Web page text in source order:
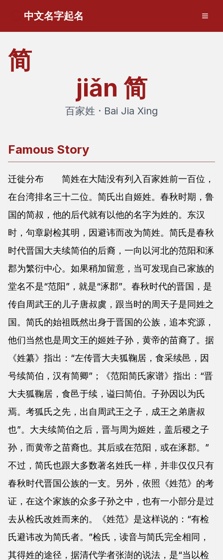
中文名字起名
简
jiǎn 简
百家姓 · Bai Jia Xing
Famous Story
迁徙分布 简姓在大陆没有列入百家姓前一百位，
在台湾排名三十二位。简氏出自姬姓。春秋时期，鲁
国的简叔，他的后代就有以他的名字为姓的。东汉
时，句章尉检其明，因避讳而改为简姓。简氏是春秋
时代晋国大夫续简伯的后裔，一向以河北的范阳和涿
郡为繁衍中心。如果稍加留意，当可发现自己家族的
堂名不是“范阳”，就是“涿郡”。春秋时代的晋国，是
传自周武王的儿子唐叔虞，跟当时的周天子是同姓之
国。简氏的始祖既然出身于晋国的公族，追本究源，
他们当然也是周文王的姬姓子孙，黄帝的苗裔了。据
《姓纂》指出：“左传晋大夫狐鞠居，食采续邑，因
号续简伯，汉有简卿”；《范阳简氏家谱》指出：“晋
大夫狐鞠居，食邑于续，谥曰简伯。子孙因以为氏
焉。考狐氏之先，出自周武王之子，成王之弟唐叔
也”。大夫续简伯之后，晋与周为姬姓，盖后稷之子
孙，而黄帝之苗裔也。其后或在范阳，或在涿郡。”
不过，简氏也跟大多数著名姓氏一样，并非仅仅只有
春秋时代晋国公族的一支。另外，依照《姓范》的考
证，在这个家族的众多子孙之中，也有一小部分是过
去从检氏改姓而来的。《姓范》是这样说的：“有检
氏避讳改为简氏者。”检氏，读音与简氏完全相同，
其得姓的途径，据清代学者张澍的说法，是“当以检